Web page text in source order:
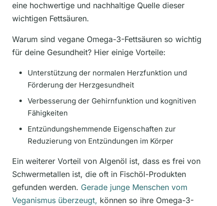
eine hochwertige und nachhaltige Quelle dieser
wichtigen Fettsäuren.
Warum sind vegane Omega-3-Fettsäuren so wichtig
für deine Gesundheit? Hier einige Vorteile:
Unterstützung der normalen Herzfunktion und
Förderung der Herzgesundheit
Verbesserung der Gehirnfunktion und kognitiven
Fähigkeiten
Entzündungshemmende Eigenschaften zur
Reduzierung von Entzündungen im Körper
Ein weiterer Vorteil von Algenöl ist, dass es frei von
Schwermetallen ist, die oft in Fischöl-Produkten
gefunden werden. Gerade junge Menschen vom
Veganismus überzeugt, können so ihre Omega-3-